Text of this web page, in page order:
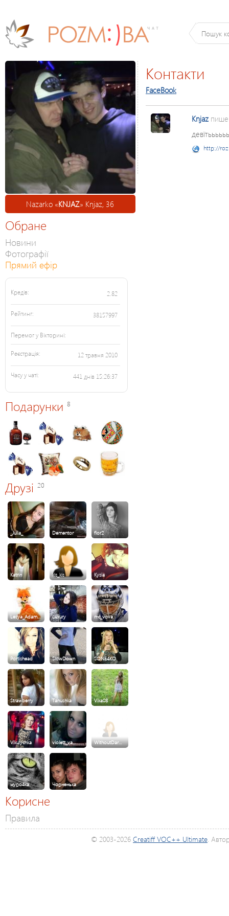
Nazarko «KNJAZ» Knjaz, 36
Обране
Новини
Фотографії
Прямий ефір
Кредів: 2.82
Рейтинг: 38157997
Перемог у Вікторині:
Реєстрація: 12 травня 2010
Часу у чаті: 441 днів 15:26:37
Подарунки 8
Друзі 20
_Julia_ Dementor flor2
Katrin kis_kis Kysia
Lesya_Adam… Luxury mc_vova
Portishead SlowDown SONE4KO
Strawberry Tanushka Vika08
Vikulychka violett_va… WithoutDar…
муро4ка Чорненька
Корисне
Правила
Контакти
FaceBook
Knjaz
http://
© 2003-2026 Creatiff VOC++ Ultimate.